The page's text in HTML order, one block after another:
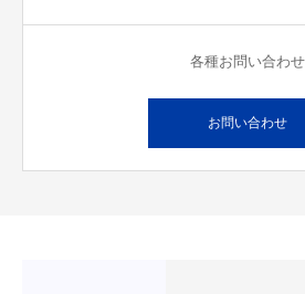
各種お問い合わせ
お問い合わせ